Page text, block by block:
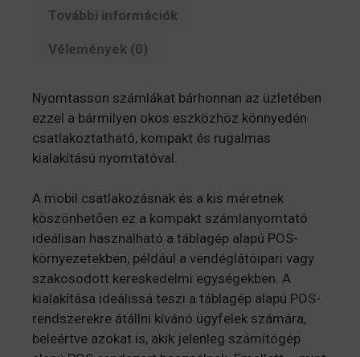
További információk
Vélemények (0)
Nyomtasson számlákat bárhonnan az üzletében
ezzel a bármilyen okos eszközhöz könnyedén
csatlakoztatható, kompakt és rugalmas
kialakítású nyomtatóval.
A mobil csatlakozásnak és a kis méretnek
köszönhetően ez a kompakt számlanyomtató
ideálisan használható a táblagép alapú POS-
környezetekben, például a vendéglátóipari vagy
szakosodott kereskedelmi egységekben. A
kialakítása ideálissá teszi a táblagép alapú POS-
rendszerekre átállni kívánó ügyfelek számára,
beleértve azokat is, akik jelenleg számítógép